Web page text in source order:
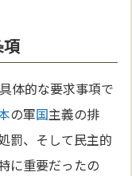
体的な要求事項で
の軍国主義の排
罰、そして民主的
に重要だったの